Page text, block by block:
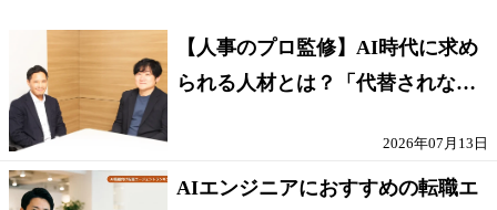
【人事のプロ監修】AI時代に求め
られる人材とは？「代替されない
2026年07月13日
AIエンジニアにおすすめの転職エ